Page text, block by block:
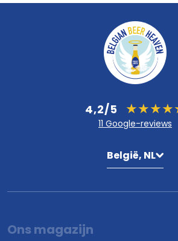
4,2/5
11 Google-reviews
België, NL
Ons magazijn